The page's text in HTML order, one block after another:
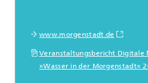
www.morgenstadt.de
Veranstaltungsbericht Digitale
»Wasser in der Morgenstadt«